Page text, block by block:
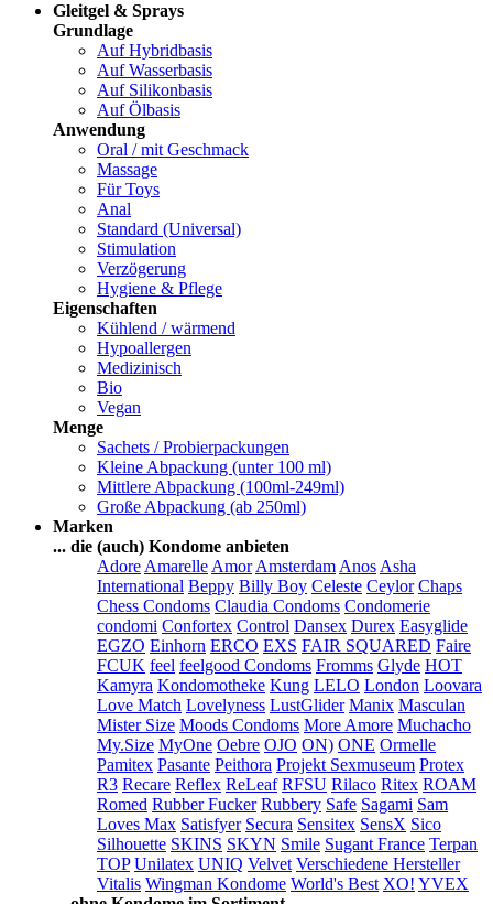
Gleitgel & Sprays
Grundlage
Auf Hybridbasis
Auf Wasserbasis
Auf Silikonbasis
Auf Ölbasis
Anwendung
Oral / mit Geschmack
Massage
Für Toys
Anal
Standard (Universal)
Stimulation
Verzögerung
Hygiene & Pflege
Eigenschaften
Kühlend / wärmend
Hypoallergen
Medizinisch
Bio
Vegan
Menge
Sachets / Probierpackungen
Kleine Abpackung (unter 100 ml)
Mittlere Abpackung (100ml-249ml)
Große Abpackung (ab 250ml)
Marken
... die (auch) Kondome anbieten
Adore Amarelle Amor Amsterdam Anos Asha
International Beppy Billy Boy Celeste Ceylor Chaps
Chess Condoms Claudia Condoms Condomerie
condomi Confortex Control Dansex Durex Easyglide
EGZO Einhorn ERCO EXS FAIR SQUARED Faire
FCUK feel feelgood Condoms Fromms Glyde HOT
Kamyra Kondomotheke Kung LELO London Loovara
Love Match Lovelyness LustGlider Manix Masculan
Mister Size Moods Condoms More Amore Muchacho
My.Size MyOne Oebre OJO ON) ONE Ormelle
Pamitex Pasante Peithora Projekt Sexmuseum Protex
R3 Recare Reflex ReLeaf RFSU Rilaco Ritex ROAM
Romed Rubber Fucker Rubbery Safe Sagami Sam
Loves Max Satisfyer Secura Sensitex SensX Sico
Silhouette SKINS SKYN Smile Sugant France Terpan
TOP Unilatex UNIQ Velvet Verschiedene Hersteller
Vitalis Wingman Kondome World's Best XO! YVEX